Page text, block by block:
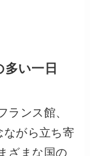
い一日
ランス館、
がら立ち寄
ざまな国の